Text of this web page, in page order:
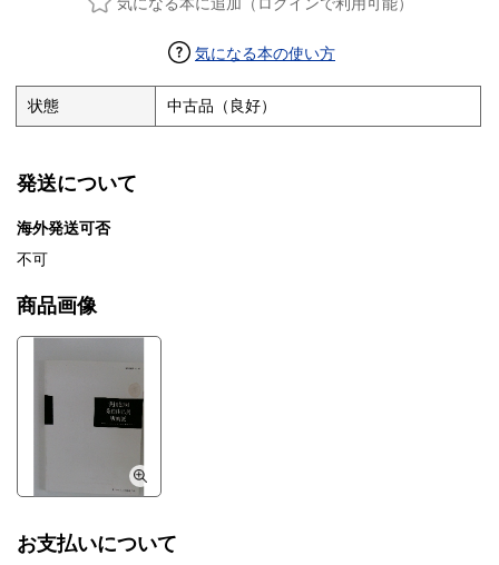
気になる本の使い方
状態 中古品（良好）
発送について
海外発送可否
不可
商品画像
お支払いについて